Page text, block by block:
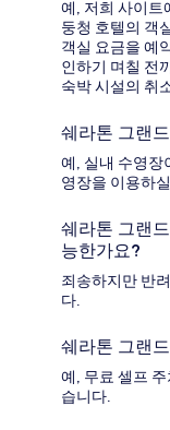
예, 저희 사이트
둥청 호텔의 객
객실 요금을 예
인하기 며칠 전
숙박 시설의 취
쉐라톤 그랜
예, 실내 수영
영장을 이용하
쉐라톤 그랜
능한가요?
죄송하지만 반
다.
쉐라톤 그랜
예, 무료 셀프
습니다.